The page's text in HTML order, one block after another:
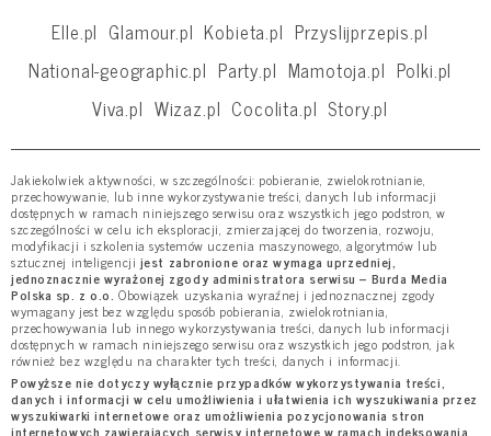
Elle.pl Glamour.pl Kobieta.pl Przyslijprzepis.pl
National-geographic.pl Party.pl Mamotoja.pl Polki.pl
Viva.pl Wizaz.pl Cocolita.pl Story.pl
Jakiekolwiek aktywności, w szczególności: pobieranie, zwielokrotnianie,
przechowywanie, lub inne wykorzystywanie treści, danych lub informacji
dostępnych w ramach niniejszego serwisu oraz wszystkich jego podstron, w
szczególności w celu ich eksploracji, zmierzającej do tworzenia, rozwoju,
modyfikacji i szkolenia systemów uczenia maszynowego, algorytmów lub
sztucznej inteligencji jest zabronione oraz wymaga uprzedniej,
jednoznacznie wyrażonej zgody administratora serwisu – Burda Media
Polska sp. z o.o. Obowiązek uzyskania wyraźnej i jednoznacznej zgody
wymagany jest bez względu sposób pobierania, zwielokrotniania,
przechowywania lub innego wykorzystywania treści, danych lub informacji
dostępnych w ramach niniejszego serwisu oraz wszystkich jego podstron, jak
również bez względu na charakter tych treści, danych i informacji.
Powyższe nie dotyczy wyłącznie przypadków wykorzystywania treści,
danych i informacji w celu umożliwienia i ułatwienia ich wyszukiwania przez
wyszukiwarki internetowe oraz umożliwienia pozycjonowania stron
internetowych zawierających serwisy internetowe w ramach indeksowania